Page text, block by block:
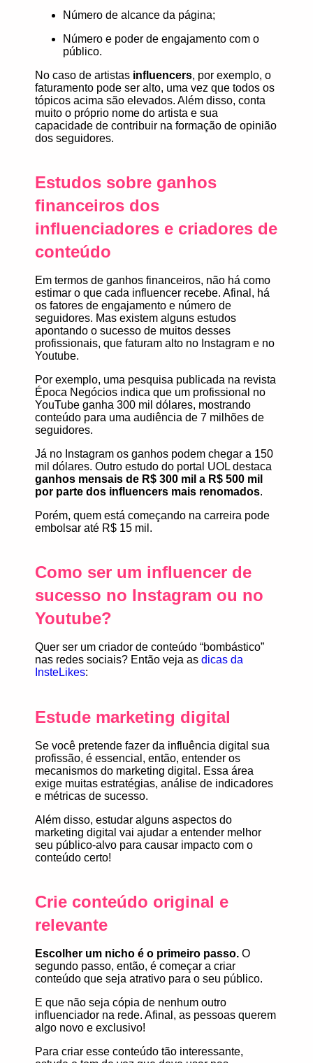
Número de alcance da página;
Número e poder de engajamento com o
público.
No caso de artistas influencers, por exemplo, o
faturamento pode ser alto, uma vez que todos os
tópicos acima são elevados. Além disso, conta
muito o próprio nome do artista e sua
capacidade de contribuir na formação de opinião
dos seguidores.
Estudos sobre ganhos
financeiros dos
influenciadores e criadores de
conteúdo
Em termos de ganhos financeiros, não há como
estimar o que cada influencer recebe. Afinal, há
os fatores de engajamento e número de
seguidores. Mas existem alguns estudos
apontando o sucesso de muitos desses
profissionais, que faturam alto no Instagram e no
Youtube.
Por exemplo, uma pesquisa publicada na revista
Época Negócios indica que um profissional no
YouTube ganha 300 mil dólares, mostrando
conteúdo para uma audiência de 7 milhões de
seguidores.
Já no Instagram os ganhos podem chegar a 150
mil dólares. Outro estudo do portal UOL destaca
ganhos mensais de R$ 300 mil a R$ 500 mil
por parte dos influencers mais renomados.
Porém, quem está começando na carreira pode
embolsar até R$ 15 mil.
Como ser um influencer de
sucesso no Instagram ou no
Youtube?
Quer ser um criador de conteúdo “bombástico”
nas redes sociais? Então veja as dicas da
InsteLikes:
Estude marketing digital
Se você pretende fazer da influência digital sua
profissão, é essencial, então, entender os
mecanismos do marketing digital . Essa área
exige muitas estratégias, análise de indicadores
e métricas de sucesso.
Além disso, estudar alguns aspectos do
marketing digital vai ajudar a entender melhor
seu público-alvo para causar impacto com o
conteúdo certo!
Crie conteúdo original e
relevante
Escolher um nicho é o primeiro passo. O
segundo passo, então, é começar a criar
conteúdo que seja atrativo para o seu público.
E que não seja cópia de nenhum outro
influenciador na rede. Afinal, as pessoas querem
algo novo e exclusivo!
Para criar esse conteúdo tão interessante,